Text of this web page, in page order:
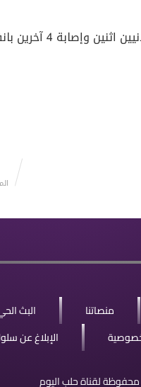
جدير بالذكر، أن الدفاع المدني بحلب، أعلن يوم الخميس الماضي، عن
منصاتنا البث
الإبلاغ عن
لقناة حلب اليوم